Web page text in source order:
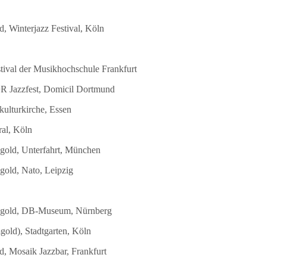
Winterjazz Festival, Köln
der Musikhochschule Frankfurt
Jazzfest, Domicil Dortmund
Essen
Köln
Unterfahrt, München
Nato, Leipzig
DB-Museum, Nürnberg
Stadtgarten, Köln
Mosaik Jazzbar, Frankfurt